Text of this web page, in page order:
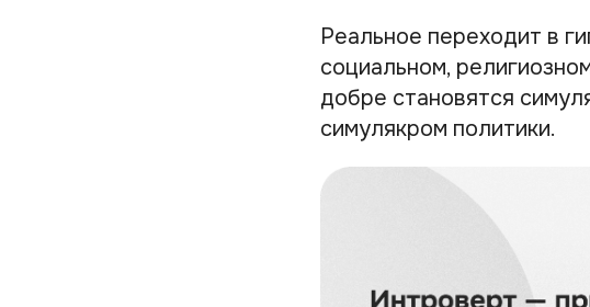
Реальное переходит в
социальном,
добре становятся
симулякром политики.